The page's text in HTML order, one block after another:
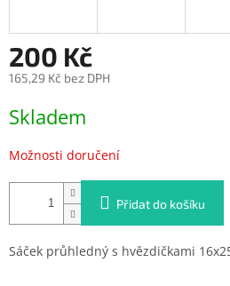
200 Kč
165,29 Kč bez DPH
cena:
Skladem
Možnosti doručení
Přidat do košíku
Sáček průhledný s hvězdičkami